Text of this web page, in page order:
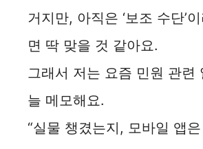
거지만, 아직은 ‘보조 수단’
면 딱 맞을 것 같아요.
그래서 저는 요즘 민원 관련
늘 메모해요.
“실물 챙겼는지, 모바일 앱